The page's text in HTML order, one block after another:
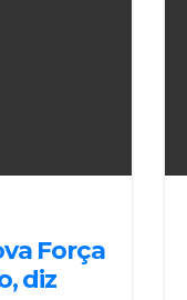
Força
diz